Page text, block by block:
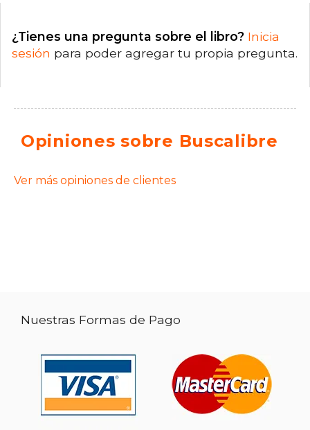
¿Tienes una pregunta sobre el libro? Inicia
sesión para poder agregar tu propia pregunta.
Opiniones sobre Buscalibre
Ver más opiniones de clientes
Nuestras Formas de Pago